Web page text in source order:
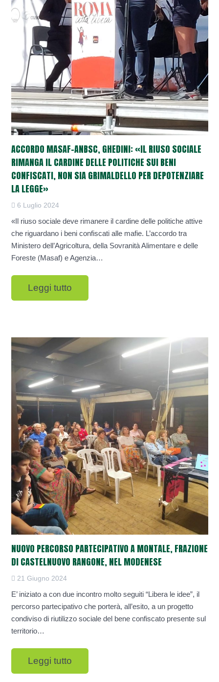
ACCORDO MASAF-ANBSC, GHEDINI: «IL RIUSO SOCIALE
RIMANGA IL CARDINE DELLE POLITICHE SUI BENI
CONFISCATI, NON SIA GRIMALDELLO PER DEPOTENZIARE
LA LEGGE»
6 Luglio 2024
«Il riuso sociale deve rimanere il cardine delle politiche attive
che riguardano i beni confiscati alle mafie. L’accordo tra
Ministero dell’Agricoltura, della Sovranità Alimentare e delle
Foreste (Masaf) e Agenzia…
Leggi tutto
NUOVO PERCORSO PARTECIPATIVO A MONTALE, FRAZIONE
DI CASTELNUOVO RANGONE, NEL MODENESE
21 Giugno 2024
E’ iniziato a con due incontro molto seguiti “Libera le idee”, il
percorso partecipativo che porterà, all’esito, a un progetto
condiviso di riutilizzo sociale del bene confiscato presente sul
territorio…
Leggi tutto